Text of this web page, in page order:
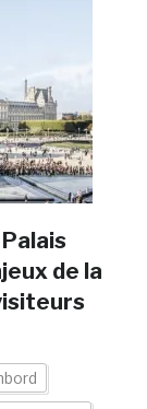
de la